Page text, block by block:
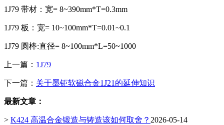
1J79 带材：宽= 8~390mm*T=0.3mm
1J79 板：宽= 10~100mm*T=0.01~0.1
1J79 圆棒:直径= 8~100mm*L=50~1000
上一篇： 1J79
下一篇： 关于墨钜软磁合金1J21的延伸知识
最新文章：
> K424 高温合金锻造与铸造该如何取舍？ 2026-05-14